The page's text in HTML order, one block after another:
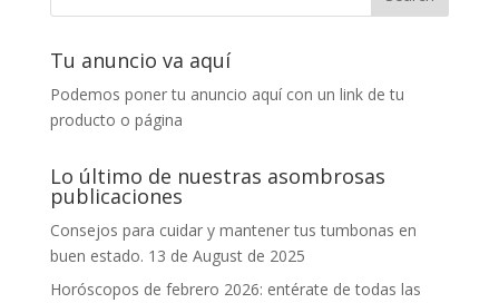
Tu anuncio va aquí
Podemos poner tu anuncio aquí con un link de tu
producto o página
Lo último de nuestras asombrosas
publicaciones
Consejos para cuidar y mantener tus tumbonas en
buen estado. 13 de August de 2025
Horóscopos de febrero 2026: entérate de todas las